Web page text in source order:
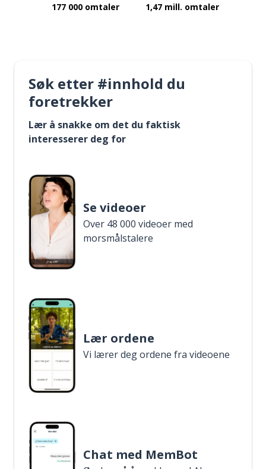
177 000 omtaler 1,47 mill. omtaler
Søk etter #innhold du
foretrekker
Lær å snakke om det du faktisk
interesserer deg for
Se videoer
Over 48 000 videoer med
morsmålstalere
Lær ordene
Vi lærer deg ordene fra videoene
Chat med MemBot